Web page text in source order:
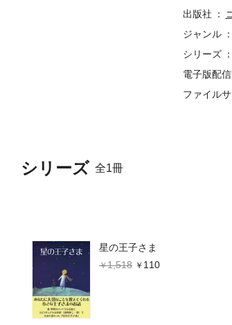
シリーズ 全1冊
星の王子さま
1,518
110
出版社
ジャンル
シリーズ
電子版配
ファイル